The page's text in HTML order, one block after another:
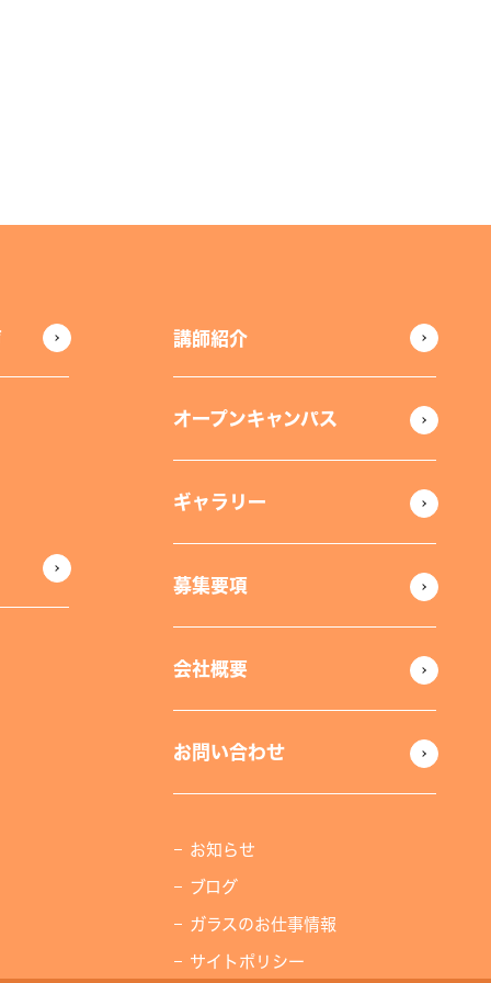
講師紹介
オープンキャンパス
ギャラリー
募集要項
会社概要
お問い合わせ
お知らせ
ブログ
ガラスのお仕事情報
サイトポリシー